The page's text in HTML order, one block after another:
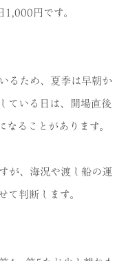
円です。
るため、夏季は早朝か
ている日は、開場直後
ることがあります。
が、海況や渡し船の運
て判断します。